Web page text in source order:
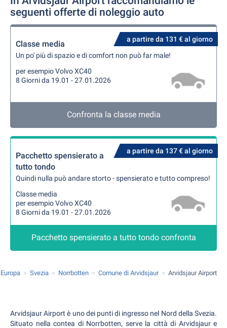
seguenti offerte di noleggio auto
a partire da 131 € al giorno
Classe media
Un po' più di spazio e di comfort non può far male!
per esempio Volvo XC40
8 Giorni da 19.01 - 27.01.2026
Confronta la classe media
a partire da 137 € al giorno
Pacchetto spensierato a
tutto tondo
Quindi nulla può andare storto - spensierato e tutto compreso!
Classe media
per esempio Volvo XC40
8 Giorni da 19.01 - 27.01.2026
Pacchetto spensierato a tutto tondo confronta
Europa Svezia Norrbotten Comune di Arvidsjaur Arvidsjaur Airport
Arvidsjaur Airport è uno dei punti di ingresso nel Nord della Svezia.
Situato nella contea di Norrbotten, serve la città di Arvidsjaur e